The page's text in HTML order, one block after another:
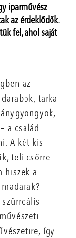
iparművész
az érdeklődők.
fel, ahol saját
az
tarka
a család
A két kis
teli csőrrel
hiszek a
így